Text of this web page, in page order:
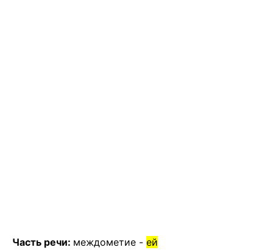
Часть речи: междометие - ей